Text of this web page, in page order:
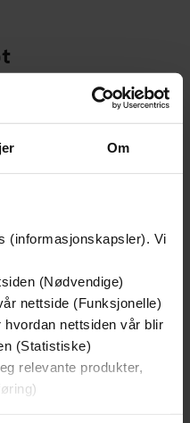
Om
(informasjonskapsler). Vi
(Nødvendige)
nettside (Funksjonelle)
nettsiden vår blir
(Statistiske)
relevante produkter,
Premium
Første gang på tilbud
349,-